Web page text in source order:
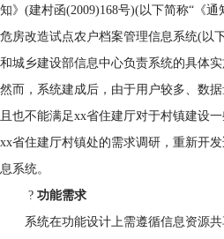
知》 (建村函(2009)168号)(以下简称“《通
危房改造试点农户档案管理信息系统(以
和城乡建设部信息中心负责系统的具体实
然而，系统建成后，由于用户较多、数
且也不能满足xx省住建厅对于村镇建设
xx省住建厅村镇处的需求调研，重新开
息系统。
? 功能需求
系统在功能设计上需遵循信息资源